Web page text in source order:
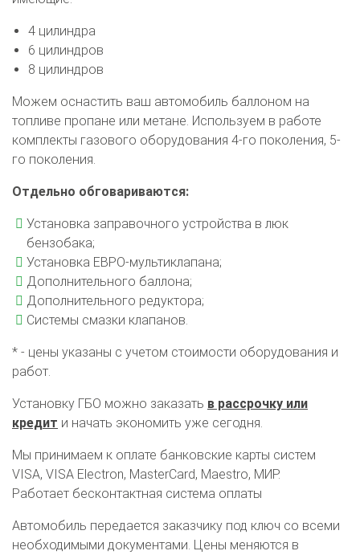
Цена на установку ГБО
Калькулятор выгоды ГБО
Техобслуживание ГБО
Полная диагностика ГБО
Чистка и регулировка форсунок
Замена датчика давления
Замена баллона
Установка редуктора
Регистрация ГБО в ГИБДД
Свидетельство на ГБО
4 цилиндра
6 цилиндров
8 цилиндров
Можем оснастить ваш автомобиль баллоном на
топливе пропане или метане. Используем в работе
комплекты газового оборудования 4-го поколения, 5-
го поколения.
Отдельно обговариваются:
Установка заправочного устройства в люк
бензобака;
Установка ЕВРО-мультиклапана;
Дополнительного баллона;
Дополнительного редуктора;
Системы смазки клапанов.
* - цены указаны с учетом стоимости оборудования и
работ.
Установку ГБО можно заказать в рассрочку или
кредит и начать экономить уже сегодня.
Мы принимаем к оплате банковские карты систем
VISA, VISA Electron, MasterCard, Maestro, МИР.
Работает бесконтактная система оплаты
Автомобиль передается заказчику под ключ со всеми
необходимыми документами. Цены меняются в